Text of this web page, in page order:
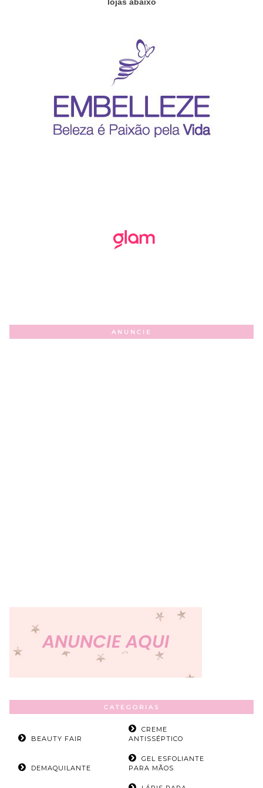
lojas abaixo
ANUNCIE
CATEGORIAS
BEAUTY FAIR
CREME
ANTISSÉPTICO
DEMAQUILANTE
GEL ESFOLIANTE
PARA MÃOS